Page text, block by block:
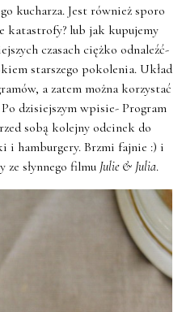
kucharza. Jest również sporo
katastrofy? lub jak kupujemy
czasach ciężko odnaleźć-
starszego pokolenia. Układ
a zatem można korzystać
dzisiejszym wpisie- Program
sobą kolejny odcinek do
i hamburgery. Brzmi fajnie :) i
słynnego filmu Julie & Julia.